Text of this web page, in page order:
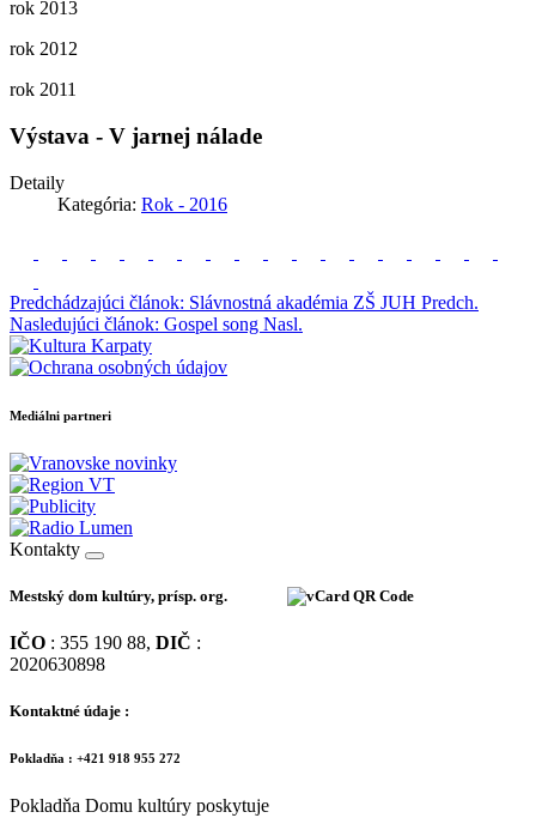
rok 2013
rok 2012
rok 2011
Výstava - V jarnej nálade
Detaily
Kategória: Rok - 2016
Predchádzajúci článok: Slávnostná akadémia ZŠ JUH Predch.
Nasledujúci článok: Gospel song Nasl.
Mediálni partneri
Kontakty
Mestský dom kultúry, prísp. org.
IČO : 355 190 88, DIČ :
2020630898
Kontaktné údaje :
Pokladňa : +421 918 955 272
Pokladňa Domu kultúry poskytuje